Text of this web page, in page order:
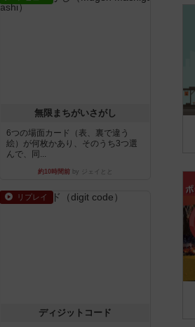
無限まちがいさがし
6つの場面カード（表、裏で違う
絵）が何枚かあり、そのうち3つ選
んで、同...
約10時間前by ジェイとと
リプレイ
ディジットコード